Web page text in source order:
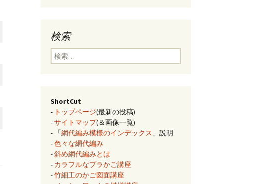
クロスベースのステッ
チ・2色の組合せ模様
検索
検
索:
ShortCut
- トップページ(最新の投稿)
-サイトマップ(＆画像一覧)
- 「網代編み模様のインデックス 」説明
-色々な網代編み
-斜め網代編みとは
- カラフルなプラかご講座
-竹細工のかご図面講座